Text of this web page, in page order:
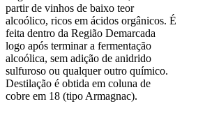
partir de vinhos de baixo teor
alcoólico, ricos em ácidos orgânicos. É
feita dentro da Região Demarcada
logo após terminar a fermentação
alcoólica, sem adição de anidrido
sulfuroso ou qualquer outro químico.
Destilação é obtida em coluna de
cobre em 18 (tipo Armagnac).